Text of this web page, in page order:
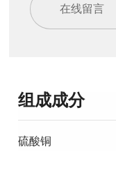
在线留言
组成成分
硫酸铜